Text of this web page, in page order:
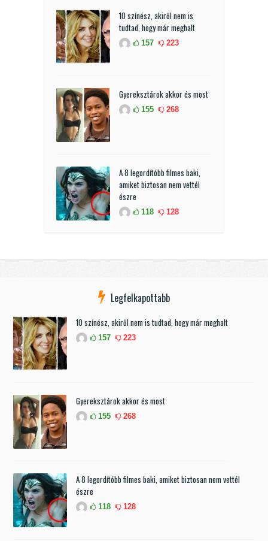
10 színész, akiről nem is
tudtad, hogy már meghalt
157 223
Gyereksztárok akkor és most
155 268
A 8 legordítóbb filmes baki,
amiket biztosan nem vettél
észre
118 128
Legfelkapottabb
10 színész, akiről nem is tudtad, hogy már meghalt
157 223
Gyereksztárok akkor és most
155 268
A 8 legordítóbb filmes baki, amiket biztosan nem vettél
észre
118 128